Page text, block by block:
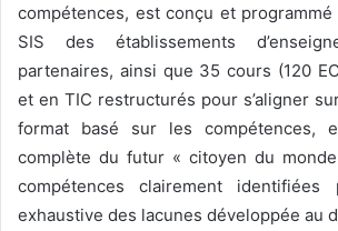
compétences, est conçu et
SIS des établissements
partenaires, ainsi que 35 cours (120
et en TIC restructurés pour s’aligner
format basé sur les compétences,
complète du futur « citoyen du
compétences clairement identifiées
exhaustive des lacunes développée au